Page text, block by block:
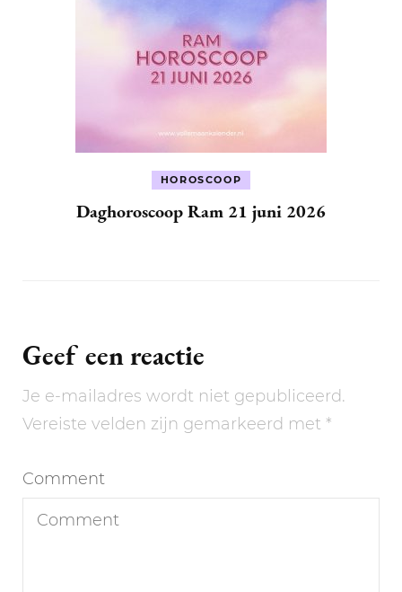
HOROSCOOP
Daghoroscoop Ram 21 juni 2026
Geef een reactie
Je e-mailadres wordt niet gepubliceerd.
Vereiste velden zijn gemarkeerd met *
Comment